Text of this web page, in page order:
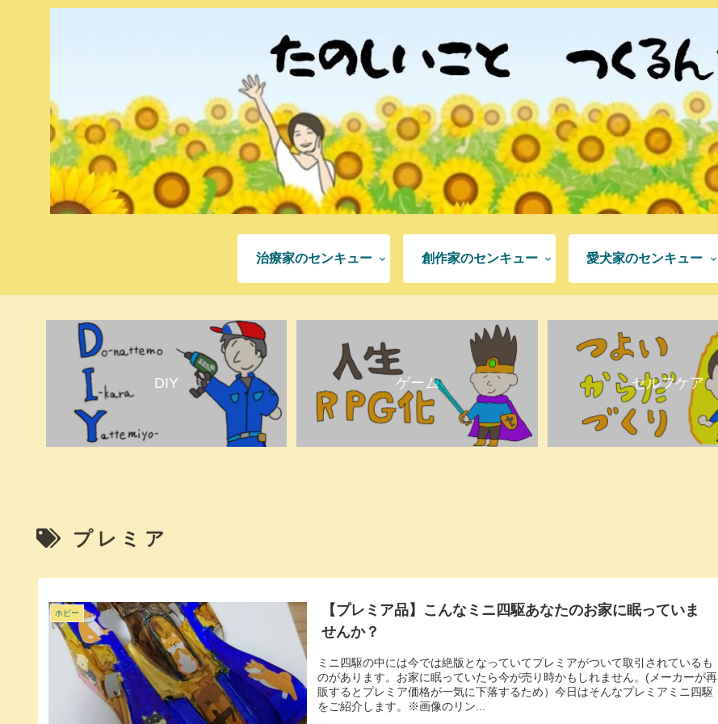
治療家のセンキュー 創作家のセンキュー 愛犬家のセンキュー
DIY ゲーム セルフケア
プレミア
ホビー
【プレミア品】こんなミニ四駆あなたのお家に眠っていま
せんか？
ミニ四駆の中には今では絶版となっていてプレミアがついて取引されているも
のがあります。お家に眠っていたら今が売り時かもしれません。(メーカーが再
販するとプレミア価格が一気に下落するため）今日はそんなプレミアミニ四駆
をご紹介します。※画像のリン...